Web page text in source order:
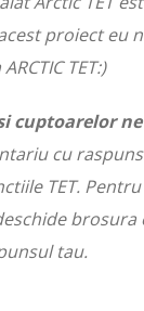
proiect eu
TET:)
cuptoarelor
cu
TET.
brosura
tau.